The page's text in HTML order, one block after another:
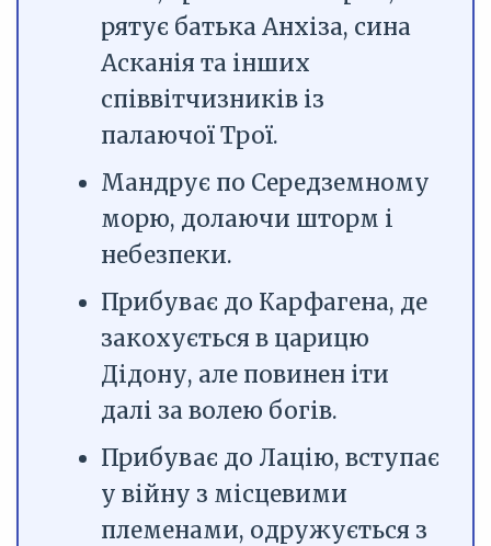
рятує батька Анхіза, сина
Асканія та інших
співвітчизників із
палаючої Трої.
Мандрує по Середземному
морю, долаючи шторм і
небезпеки.
Прибуває до Карфагена, де
закохується в царицю
Дідону, але повинен іти
далі за волею богів.
Прибуває до Лацію, вступає
у війну з місцевими
племенами, одружується з